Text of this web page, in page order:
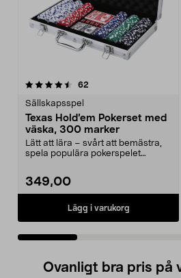
62
Sällskapsspel
Texas Hold’em Pokerset med
väska, 300 marker
Lätt att lära – svårt att bemästra,
spela populära pokerspelet
349,00
Lägg i varukorg
4.5 av 5 stjärnor
Ovanligt bra pris på